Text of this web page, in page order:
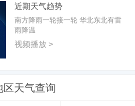
近期天气趋势
南方降雨一轮接一轮 华北东北有雷
雨降温
视频播放 >
区天气查询